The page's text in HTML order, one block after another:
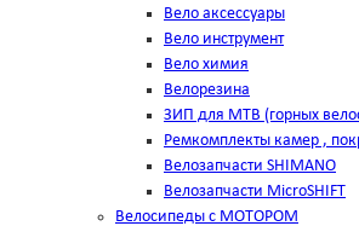
Вело аксессуары
Вело инструмент
Вело химия
Велорезина
ЗИП для MTB (горных
Ремкомплекты камер ,
Велозапчасти SHIMANO
Велозапчасти MicroSHIFT
Велосипеды с МОТОРОМ